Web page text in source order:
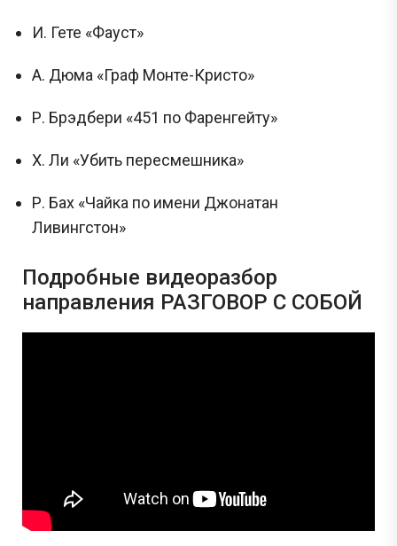
И. Гете «Фауст»
А. Дюма «Граф Монте-Кристо»
Р. Брэдбери «451 по Фаренгейту»
Х. Ли «Убить пересмешника»
Р. Бах «Чайка по имени Джонатан
Ливингстон»
Подробные видеоразбор
направления РАЗГОВОР С СОБОЙ